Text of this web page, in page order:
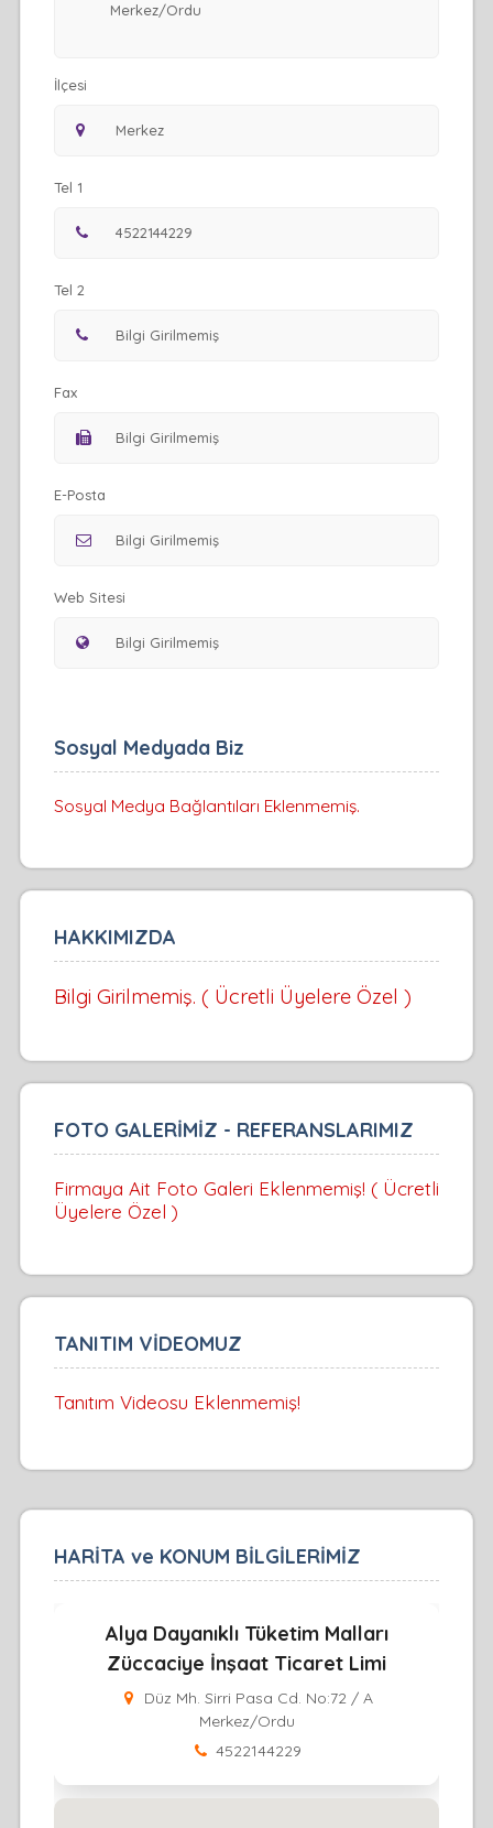
İlçesi
Tel 1
Tel 2
Fax
E-Posta
Web Sitesi
Sosyal Medyada Biz
Sosyal Medya Bağlantıları Eklenmemiş.
HAKKIMIZDA
Bilgi Girilmemiş. ( Ücretli Üyelere Özel )
FOTO GALERİMİZ - REFERANSLARIMIZ
Firmaya Ait Foto Galeri Eklenmemiş! ( Ücretli
Üyelere Özel )
TANITIM VİDEOMUZ
Tanıtım Videosu Eklenmemiş!
HARİTA ve KONUM BİLGİLERİMİZ
Alya Dayanıklı Tüketim Malları
Züccaciye İnşaat Ticaret Limi
Düz Mh. Sirri Pasa Cd. No:72 / A
Merkez/Ordu
4522144229